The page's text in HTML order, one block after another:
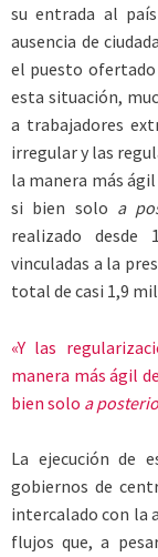
su entrada al
ausencia de
el puesto
esta situación,
a trabajadores
irregular y las
la manera más
si bien solo a
realizado desde
vinculadas a la
total de casi 1,9
«Y las
manera más ágil
bien solo a
La ejecución de
gobiernos de
intercalado con la
flujos que, a